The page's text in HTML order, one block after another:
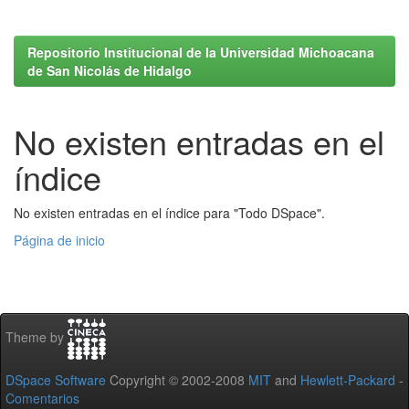
Repositorio Institucional de la Universidad Michoacana
de San Nicolás de Hidalgo
No existen entradas en el
índice
No existen entradas en el índice para "Todo DSpace".
Página de inicio
Theme by
DSpace Software Copyright © 2002-2008 MIT and Hewlett-Packard -
Comentarios